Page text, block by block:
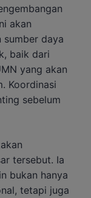
akan
sumber daya
baik dari
yang akan
Koordinasi
sebelum
tersebut. Ia
bukan hanya
tetapi juga